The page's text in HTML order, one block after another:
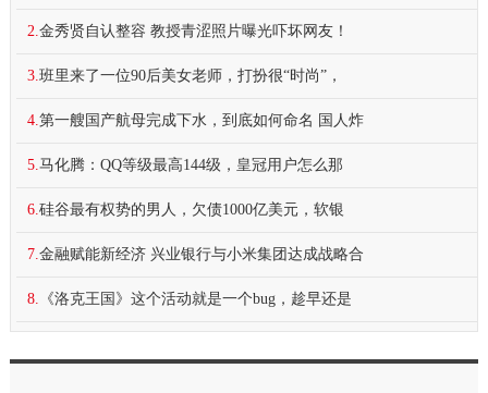
2.金秀贤自认整容 教授青涩照片曝光吓坏网友！
3.班里来了一位90后美女老师，打扮很“时尚”，
4.第一艘国产航母完成下水，到底如何命名 国人炸
5.马化腾：QQ等级最高144级，皇冠用户怎么那
6.硅谷最有权势的男人，欠债1000亿美元，软银
7.金融赋能新经济 兴业银行与小米集团达成战略合
8. 《洛克王国》这个活动就是一个bug，趁早还是